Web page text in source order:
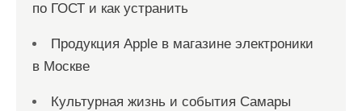
по ГОСТ и как устранить
Продукция Apple в магазине электроники
в Москве
Культурная жизнь и события Самары